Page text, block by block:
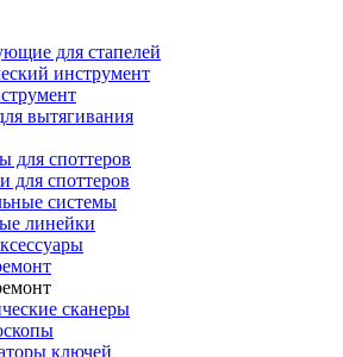
для стапелей
инструмент
вытягивания
для споттеров
для споттеров
системы
линейки
сканеры
ключей